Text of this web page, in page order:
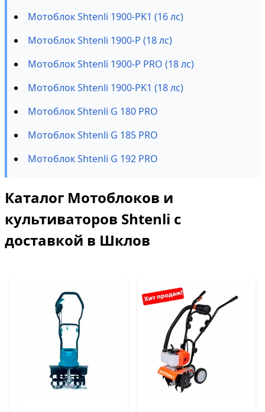
Мотоблок Shtenli 1900-PK1 (16 лс)
Мотоблок Shtenli 1900-P (18 лс)
Мотоблок Shtenli 1900-P PRO (18 лс)
Мотоблок Shtenli 1900-PK1 (18 лс)
Мотоблок Shtenli G 180 PRO
Мотоблок Shtenli G 185 PRO
Мотоблок Shtenli G 192 PRO
Каталог Мотоблоков и
культиваторов Shtenli с
доставкой в Шклов